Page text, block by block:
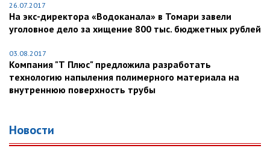
26.07.2017
На экс-директора «Водоканала» в Томари завели
уголовное дело за хищение 800 тыс. бюджетных рублей
03.08.2017
Компания "Т Плюс" предложила разработать
технологию напыления полимерного материала на
внутреннюю поверхность трубы
Новости